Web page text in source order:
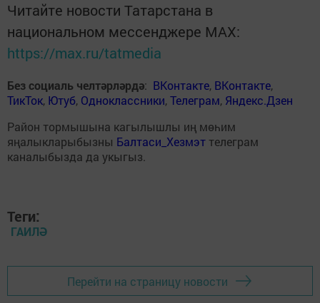
Читайте новости Татарстана в
национальном мессенджере MАХ:
https://max.ru/tatmedia
Без социаль челтәрләрдә: ВКонтакте, ВКонтакте,
ТикТок, Ютуб, Одноклассники,Телеграм, Яндекс.Дзен
Район тормышына кагылышлы иң мөһим
яңалыкларыбызны Балтаси_Хезмэт телеграм
каналыбызда да укыгыз.
Теги:
ГАИЛӘ
Перейти на страницу новости